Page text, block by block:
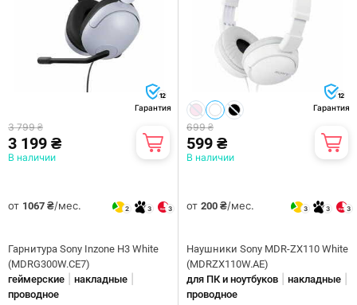
12
Гарантия
3 799 ₴
3 199 ₴
В наличии
от 1067 ₴/мес. 2 3 3
Гарнитура Sony Inzone H3 White
(MDRG300W.CE7)
геймерские
накладные
проводное
12
Гарантия
699 ₴
599 ₴
В наличии
от 200 ₴/мес. 3 3 3
Наушники Sony MDR-ZX110 White
(MDRZX110W.AE)
для ПК и ноутбуков
накладные
проводное